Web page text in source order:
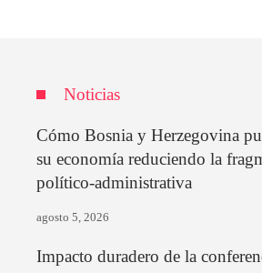
Noticias
Cómo Bosnia y Herzegovina
su economía reduciendo la
político-administrativa
agosto 5, 2026
Impacto duradero de la